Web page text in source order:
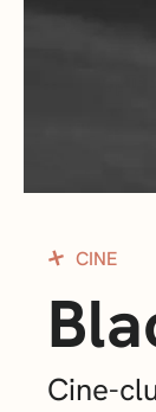
CINE
Cine-